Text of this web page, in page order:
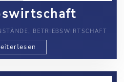
BETRIEBSWIRTSCHAFT